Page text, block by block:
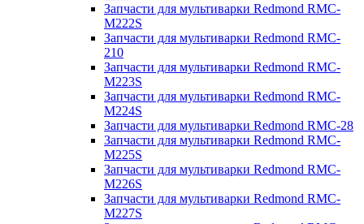
Запчасти для мультиварки Redmond RMC-
M222S
Запчасти для мультиварки Redmond RMC-
210
Запчасти для мультиварки Redmond RMC-
M223S
Запчасти для мультиварки Redmond RMC-
M224S
Запчасти для мультиварки Redmond RMC-28
Запчасти для мультиварки Redmond RMC-
M225S
Запчасти для мультиварки Redmond RMC-
M226S
Запчасти для мультиварки Redmond RMC-
M227S